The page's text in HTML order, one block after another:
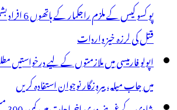
قتل کی لرزہ خیز واردات
میں جاب میلہ، بیروزگار نوجوان استفادہ کریں